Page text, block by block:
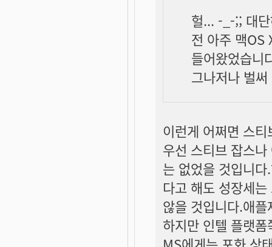
헐... -_-;; 대
전 아주 맥OS
들어왔었습니
그나저나 벌
이런게 어쩌면 스
우선 스티브 잡스
는 없었을 것입니
다고 해도 성장세
않을 것입니다.애
하지만 인텔 플랫